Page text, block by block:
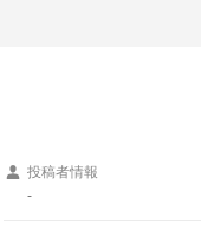
投稿者情報
-